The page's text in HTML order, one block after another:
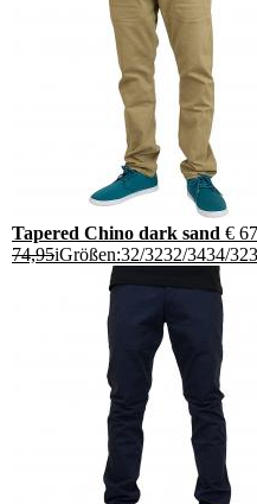
Tapered Chino dark sand €
74,95iGrößen:32/3232/3434/32